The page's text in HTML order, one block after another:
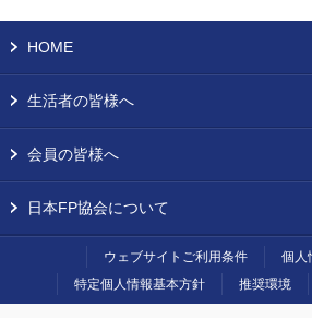
HOME
生活者の皆様へ
会員の皆様へ
日本FP協会について
ウェブサイトご利用条件
個人
特定個人情報基本方針
推奨環境